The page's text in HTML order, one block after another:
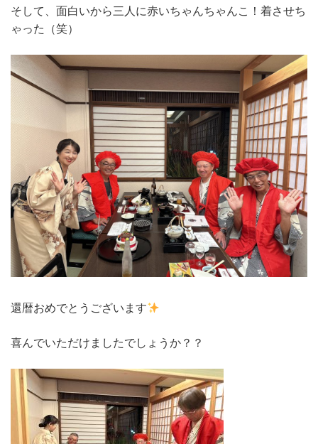
そして、面白いから三人に赤いちゃんちゃんこ！着させち
ゃった（笑）
還暦おめでとうございます
喜んでいただけましたでしょうか？？